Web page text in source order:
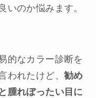
いのか悩みます。
的なカラー診断を
われたけど、 勧め
腫れぼったい目に